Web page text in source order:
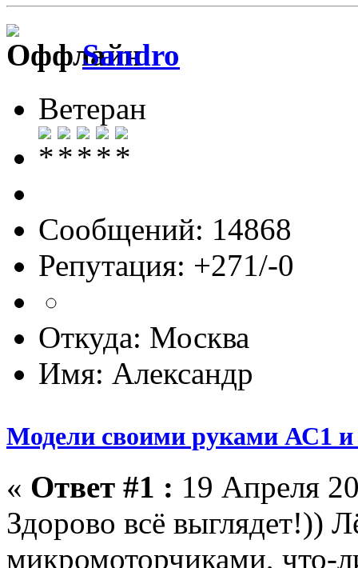
Sandro
Ветеран
Сообщений: 14868
Репутация: +271/-0
Откуда: Москва
Имя: Александр
Модели своими руками АС1 и
« Ответ #1 : 19 Апреля
Здорово всё выглядет!))
микромоторчиками, что-